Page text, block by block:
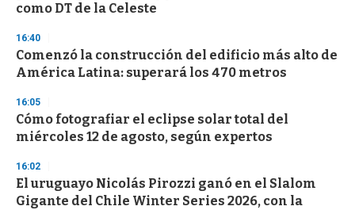
como DT de la Celeste
16:40
Comenzó la construcción del edificio más alto de
América Latina: superará los 470 metros
16:05
Cómo fotografiar el eclipse solar total del
miércoles 12 de agosto, según expertos
16:02
El uruguayo Nicolás Pirozzi ganó en el Slalom
Gigante del Chile Winter Series 2026, con la